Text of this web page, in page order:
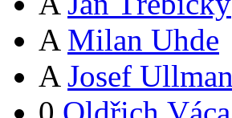
A Milan Uhde
A Josef